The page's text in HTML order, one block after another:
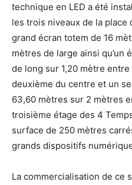
technique en LED a été
les trois niveaux de la place
grand écran totem de 16
mètres de large ainsi qu’un
de long sur 1,20 mètre
deuxième du centre et un
63,60 mètres sur 2 mètres
troisième étage des 4
surface de 250 mètres
grands dispositifs
La commercialisation de ce